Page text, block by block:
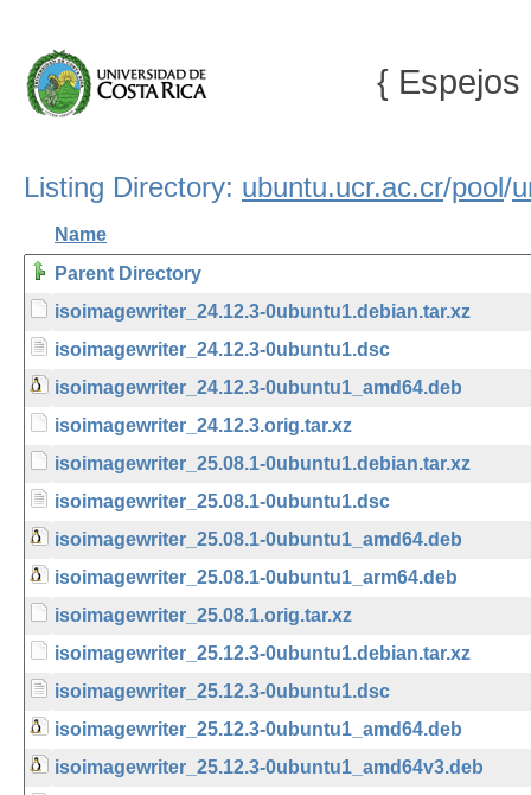
{ Espejos
Listing Directory: ubuntu.ucr.ac.cr/pool/
Name
Parent Directory
isoimagewriter_24.12.3-0ubuntu1.debian.tar.xz
isoimagewriter_24.12.3-0ubuntu1.dsc
isoimagewriter_24.12.3-0ubuntu1_amd64.deb
isoimagewriter_24.12.3.orig.tar.xz
isoimagewriter_25.08.1-0ubuntu1.debian.tar.xz
isoimagewriter_25.08.1-0ubuntu1.dsc
isoimagewriter_25.08.1-0ubuntu1_amd64.deb
isoimagewriter_25.08.1-0ubuntu1_arm64.deb
isoimagewriter_25.08.1.orig.tar.xz
isoimagewriter_25.12.3-0ubuntu1.debian.tar.xz
isoimagewriter_25.12.3-0ubuntu1.dsc
isoimagewriter_25.12.3-0ubuntu1_amd64.deb
isoimagewriter_25.12.3-0ubuntu1_amd64v3.deb